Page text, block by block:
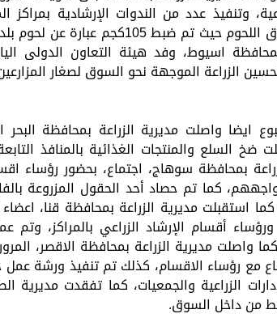
وتنفيذ عدد من الندوات الإرشادية
حملات على اسواق اللحوم حيث تم
اسيوط، وفد هيئة التعاون الدولى
الزراعة الموجهة نحو السوق لصغار
ايضا واصلت مديرية الزراعة بمحافظة البحر
ضخ السلع والمنتجات الغذائية بالمنافذ
بمحافظة سوهاج، اجتماع، بحضور رؤساء
كما تم حصاد أحد الحقول المزروعة
استقبلت مديرية الزراعة بمحافظة قنا،
ورؤساء أقسام الإرشاد الزراعي بالمراكز،
واصلت مديرية الزراعة بمحافظة الاقصر،
مع رؤساء الاقسام، كذلك تم تنفيذ ورشة عمل
الزراعية والجمعيات، كما تفقدت
من داخل السوق.